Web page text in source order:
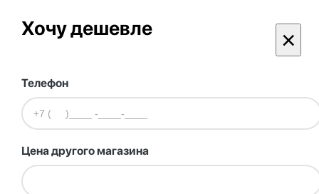
Хочу дешевле ×
Телефон
Цена другого магазина